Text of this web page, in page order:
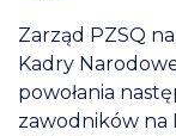
Zarząd PZSQ
Kadry
powołania
zawodników na